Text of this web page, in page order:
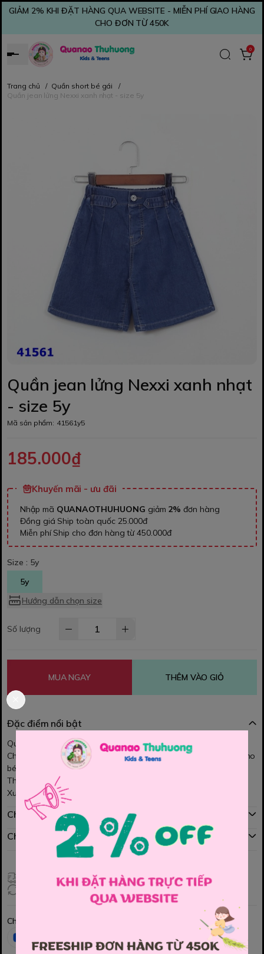
GIẢM 2% KHI ĐẶT HÀNG QUA WEBSITE - MIỄN PHÍ GIAO HÀNG
CHO ĐƠN TỪ 450K
0
Trang chủ / Quần short bé gái
/
Quần jean lửng Nexxi xanh nhạt - size 5y
Quần jean lửng Nexxi xanh nhạt
- size 5y
Mã sản phẩm: 41561y5
185.000₫
Khuyến mãi - ưu đãi
Nhập mã QUANAOTHUHUONG giảm 2% đơn hàng
Đồng giá Ship toàn quốc 25.000đ
Miễn phí Ship cho đơn hàng từ 450.000đ
Size : 5y
5y
Hướng dẫn chọn size
Số lượng
MUA NGAY THÊM VÀO GIỎ
Đặc điểm nổi bật
Quần jean lửng Nexxi cho bé gái.
Chất vải jean co dãn siêu mềm mại, cực đẹp. Tạo sự thoải mái cho
bé vận động.
Thiết kế kiểu dáng quần lửng ngố, from rộng hotrend.
Xuất sứ Việt nam
Chính sách mua hàng
Chính sách đổi hàng
Giao hàng toàn quốc
Đổi hàng 3 ngày (HCM), 7 ngày (Tỉnh)
Chia sẻ